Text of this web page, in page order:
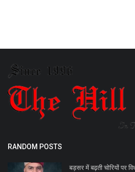
RANDOM POSTS
बड़सर में बढ़ती चोरियों पर